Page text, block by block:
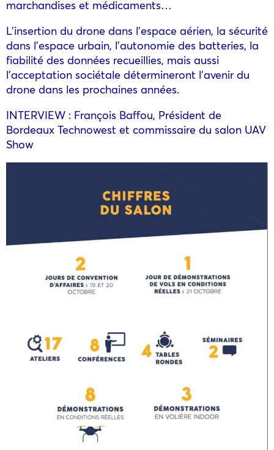
marchandises et médicaments…
L’insertion du drone dans l’espace aérien, la sécurité
dans l’espace urbain, l’autonomie des batteries, la
fiabilité des données recueillies, mais aussi
l’acceptation sociétale détermineront l’avenir du
drone dans les prochaines années.
INTERVIEW : François Baffou, Président de
Bordeaux Technowest et commissaire du salon UAV
Show